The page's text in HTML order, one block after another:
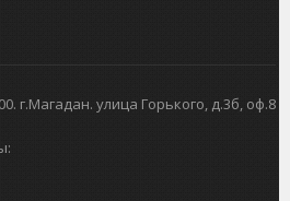
г.Магадан. улица Горького, д.3б, оф.8